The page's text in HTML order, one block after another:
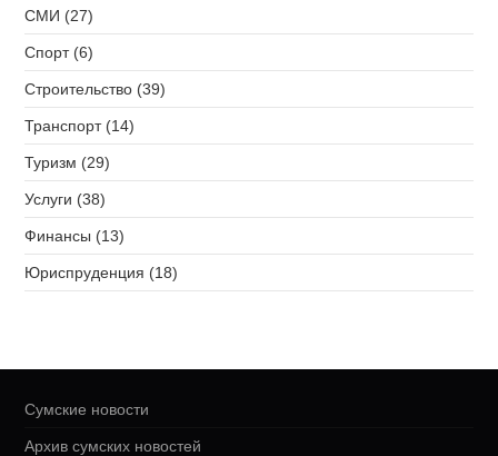
СМИ (27)
Спорт (6)
Строительство (39)
Транспорт (14)
Туризм (29)
Услуги (38)
Финансы (13)
Юриспруденция (18)
Сумские новости
Архив сумских новостей